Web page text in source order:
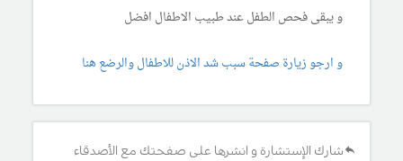
و يبقى فحص الطفل عند طبيب الاطفال افضل
و ارجو زيارة صفحة سبب شد الاذن للاطفال والرضع هنا
شارك الإستشارة و انشرها على صفحتك مع الأصدقاء